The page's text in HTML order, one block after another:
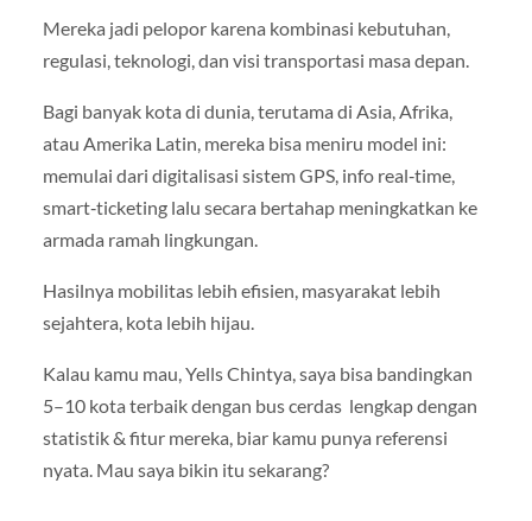
Mereka jadi pelopor karena kombinasi kebutuhan,
regulasi, teknologi, dan visi transportasi masa depan.
Bagi banyak kota di dunia, terutama di Asia, Afrika,
atau Amerika Latin, mereka bisa meniru model ini:
memulai dari digitalisasi sistem GPS, info real‑time,
smart‑ticketing lalu secara bertahap meningkatkan ke
armada ramah lingkungan.
Hasilnya mobilitas lebih efisien, masyarakat lebih
sejahtera, kota lebih hijau.
Kalau kamu mau, Yells Chintya, saya bisa bandingkan
5–10 kota terbaik dengan bus cerdas lengkap dengan
statistik & fitur mereka, biar kamu punya referensi
nyata. Mau saya bikin itu sekarang?